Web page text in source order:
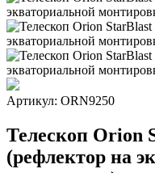
Артикул: ORN9250
Телескоп Orion
(рефлектор на